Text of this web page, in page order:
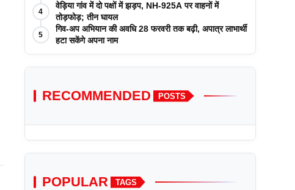
साथ अकादमिक पत्रिकाओं में प्रकाशन रणनीतियों पर एक
दिवसीय कार्यशाला का आयोजन किया
4
वेड़िया गांव में दो पक्षों में झड़प, NH-925A पर वाहनों में
तोड़फोड़; तीन घायल
5
गिव-अप अभियान की अवधि 28 फरवरी तक बढ़ी, अपात्र लाभार्थी
हटा सकेंगे अपना नाम
RECOMMENDED POSTS
POPULAR TAGS